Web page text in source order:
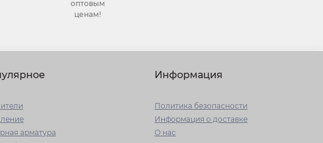
оптовым
ценам!
арматура
Информация
Политика безопасности
Информация о доставке
О нас